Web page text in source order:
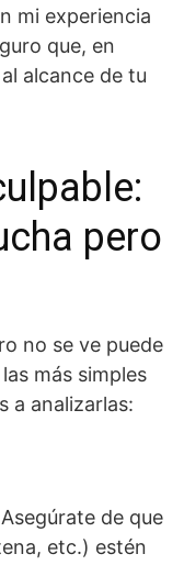
mi experiencia
que, en
alcance de tu
pero
no se ve puede
más simples
a analizarlas:
Asegúrate de que
etc.) estén